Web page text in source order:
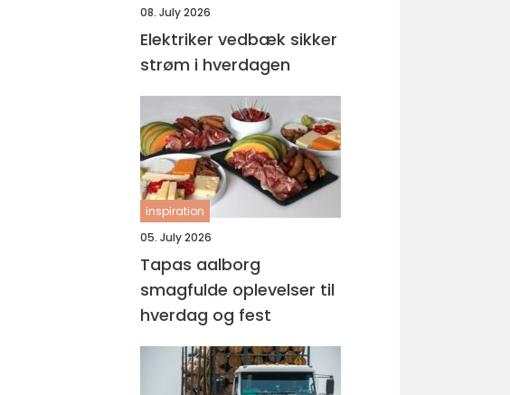
08. July 2026
Elektriker vedbæk sikker
strøm i hverdagen
inspiration
05. July 2026
Tapas aalborg
smagfulde oplevelser til
hverdag og fest